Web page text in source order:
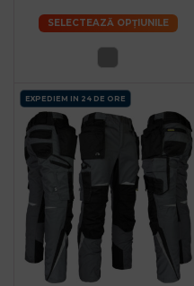
SELECTEAZĂ OPȚIUNILE
EXPEDIEM IN 24 DE ORE